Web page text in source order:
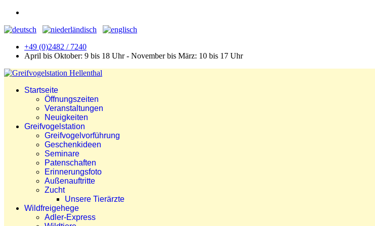
+49 (0)2482 / 7240
April bis Oktober: 9 bis 18 Uhr - November bis März: 10 bis 17 Uhr
Startseite
Öffnungszeiten
Veranstaltungen
Neuigkeiten
Greifvogelstation
Greifvogelvorführung
Geschenkideen
Seminare
Patenschaften
Erinnerungsfoto
Außenauftritte
Zucht
Unsere Tierärzte
Wildfreigehege
Adler-Express